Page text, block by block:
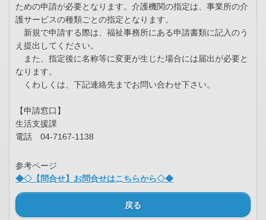
ための申請が必要となります。介護機関の指定は、事業所の介
護サービスの種類ごとの指定となります。
新規で申請する際は、福祉事務所にある申請書類に記入のう
え提出してください。
また、指定後に名称等に変更が生じた場合には届出が必要と
なります。
くわしくは、下記連絡先までお問い合わせ下さい。
【申請窓口】
生活支援課
電話 04-7167-1138
参考ページ
◆◇【問合せ】お問合せはこちらから◇◆
戻る